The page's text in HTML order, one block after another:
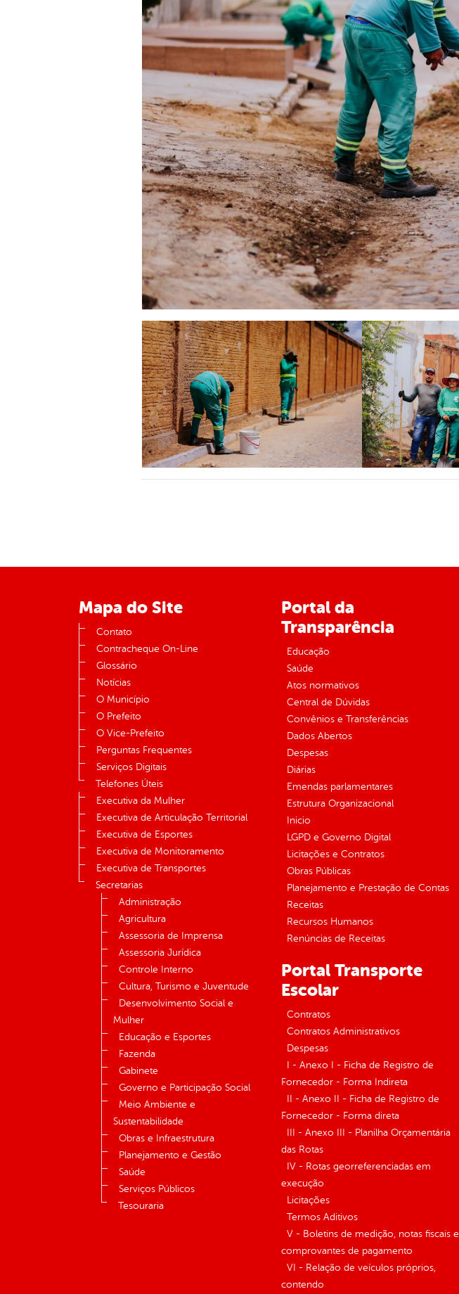
Mapa do Site
Contato
Contracheque On-Line
Glossário
Notícias
O Município
O Prefeito
O Vice-Prefeito
Perguntas Frequentes
Serviços Digitais
Telefones Úteis
Executiva da Mulher
Executiva de Articulação Territorial
Executiva de Esportes
Executiva de Monitoramento
Executiva de Transportes
Secretarias
Administração
Agricultura
Assessoria de Imprensa
Assessoria Jurídica
Controle Interno
Cultura, Turismo e Juventude
Desenvolvimento Social e
Mulher
Educação e Esportes
Fazenda
Gabinete
Governo e Participação Social
Meio Ambiente e
Sustentabilidade
Obras e Infraestrutura
Planejamento e Gestão
Saúde
Serviços Públicos
Tesouraria
Portal da
Transparência
Educação
Saúde
Atos normativos
Central de Dúvidas
Convênios e Transferências
Dados Abertos
Despesas
Diárias
Emendas parlamentares
Estrutura Organizacional
Inicio
LGPD e Governo Digital
Licitações e Contratos
Obras Públicas
Planejamento e Prestação de Contas
Receitas
Recursos Humanos
Renúncias de Receitas
Portal Transporte
Escolar
Contratos
Contratos Administrativos
Despesas
I - Anexo I - Ficha de Registro de
Fornecedor - Forma Indireta
II - Anexo II - Ficha de Registro de
Fornecedor - Forma direta
III - Anexo III - Planilha Orçamentária
das Rotas
IV - Rotas georreferenciadas em
execução
Licitações
Termos Aditivos
V - Boletins de medição, notas fiscais e
comprovantes de pagamento
VI - Relação de veículos próprios,
contendo